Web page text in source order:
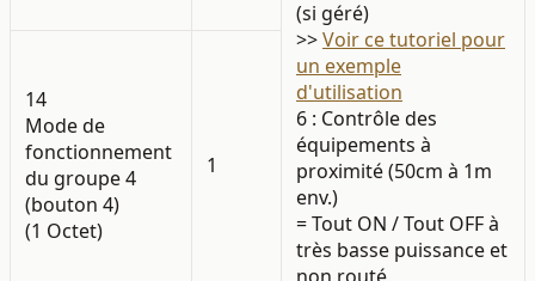
(si géré)
>>Voir ce tutoriel pour
un exemple
d'utilisation
6 : Contrôle des
équipements à
proximité (50cm à 1m
env.)
= Tout ON / Tout OFF à
très basse puissance et
14
Mode de
fonctionnement
du groupe 4
(bouton 4)
(1 Octet)
1